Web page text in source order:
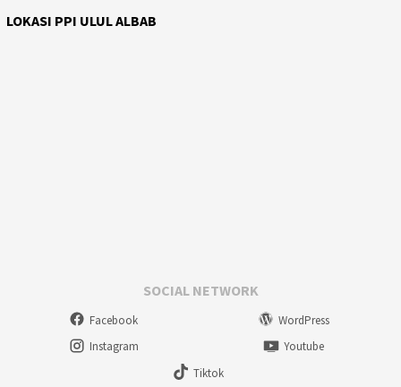
LOKASI PPI ULUL ALBAB
SOCIAL NETWORK
Facebook
WordPress
Instagram
Youtube
Tiktok